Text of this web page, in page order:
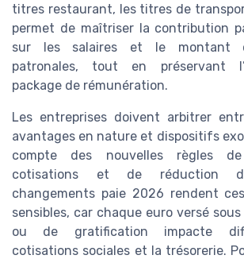
titres restaurant, les titres de
permet de maîtriser la contribution
sur les salaires et le montant
patronales, tout en préservant
package de rémunération.
Les entreprises doivent arbitrer
avantages en nature et dispositifs
compte des nouvelles règles
cotisations et de réduction
changements paie 2026 rendent
sensibles, car chaque euro versé
ou de gratification impacte
cotisations sociales et la trésorerie.